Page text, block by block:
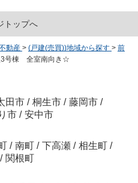
トップへ
動産 > (戸建(売買))地域から探す > 前
3号棟 全室南向き☆
田市 / 桐生市 / 藤岡市 /
市 / 安中市
/ 南町 / 下高瀬 / 相生町 /
/ 関根町